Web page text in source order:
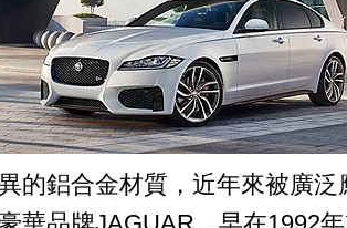
的鋁合金材質，近年來被廣